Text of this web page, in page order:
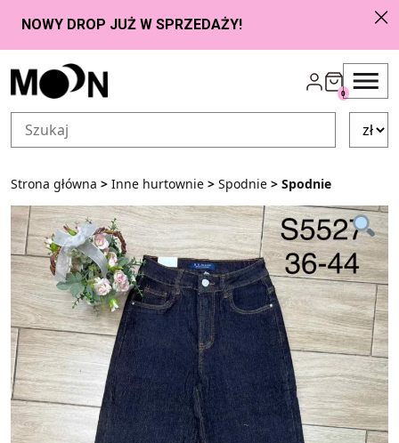
Przejdź do zawartości
0
Strona główna > Inne hurtownie > Spodnie > Spodnie